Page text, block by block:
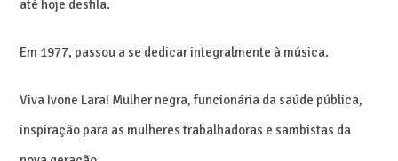
até hoje desfila.
Em 1977, passou a se dedicar integralmente à música.
Viva Ivone Lara! Mulher negra, funcionária da saúde pública,
inspiração para as mulheres trabalhadoras e sambistas da